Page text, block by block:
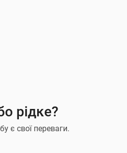
рідке?
є свої переваги.